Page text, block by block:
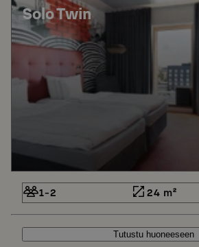
Solo Twin
1-2 24 m²
Tutustu huoneeseen